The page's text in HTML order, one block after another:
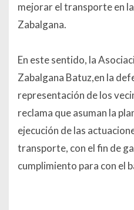
mejorar el transporte en
Zabalgana.
En este sentido, la
Zabalgana Batuz,en la
representación de los
reclama que asuman la
ejecución de las
transporte, con el fin de
cumplimiento para con el